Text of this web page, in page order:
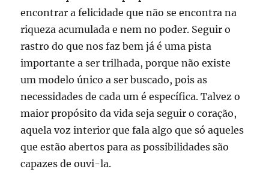
encontrar a felicidade que não se encontra na
riqueza acumulada e nem no poder. Seguir o
rastro do que nos faz bem já é uma pista
importante a ser trilhada, porque não existe
um modelo único a ser buscado, pois as
necessidades de cada um é específica. Talvez o
maior propósito da vida seja seguir o coração,
aquela voz interior que fala algo que só aqueles
que estão abertos para as possibilidades são
capazes de ouvi-la.